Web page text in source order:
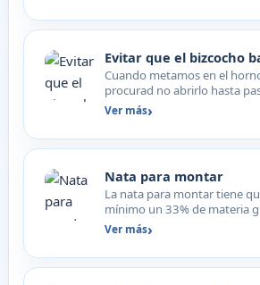
Evitar que el bizcocho
Cuando metamos en el
procurad no abrirlo hasta
así evitaremos que…
Ver más
Nata para montar
La nata para montar tiene
mínimo un 33% de materia
conservar en la par…
Ver más